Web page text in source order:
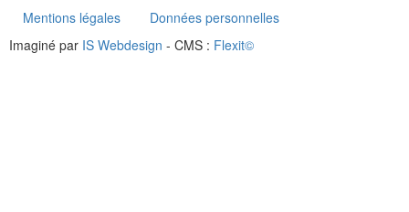
Mentions légales
Données personnelles
Imaginé par IS Webdesign - CMS : Flexit©